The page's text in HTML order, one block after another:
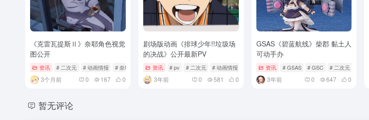
《克雷瓦提斯Ⅱ》奈耶角色视觉
图公开
资讯 # 二次元 # 动画情报 # 奈耶
3个月前 0 167 0
剧场版动画《排球少年!!垃圾场
的决战》公开最新PV
资讯 # pv # 二次元 # 动画情报
3年前 0 581 0
GSAS《碧蓝航线》柴郡 黏土人
可动手办
资讯 # GSAS # GSC # 二次元
3年前 0 647 0
暂无评论